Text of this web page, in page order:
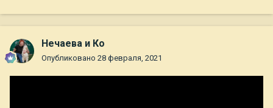
Нечаева и Ко
Опубликовано 28 февраля, 2021